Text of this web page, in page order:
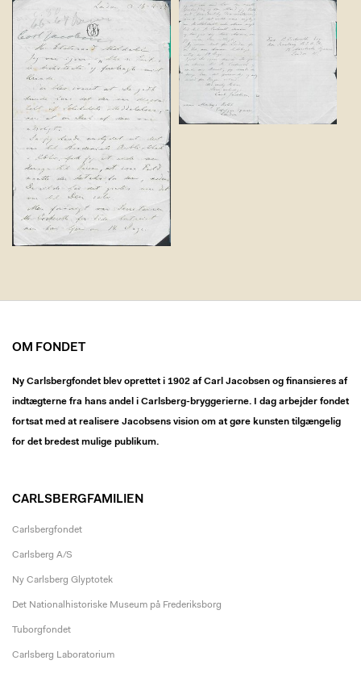
OM FONDET
Ny Carlsbergfondet blev oprettet i 1902 af Carl Jacobsen og finansieres af
indtægterne fra hans andel i Carlsberg-bryggerierne. I dag arbejder fondet
fortsat med at realisere Jacobsens vision om at gøre kunsten tilgængelig
for det bredest mulige publikum.
CARLSBERGFAMILIEN
Carlsbergfondet
Carlsberg A/S
Ny Carlsberg Glyptotek
Det Nationalhistoriske Museum på Frederiksborg
Tuborgfondet
Carlsberg Laboratorium